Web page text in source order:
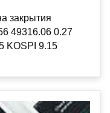
закрытия
49316.06 0.27
KOSPI 9.15